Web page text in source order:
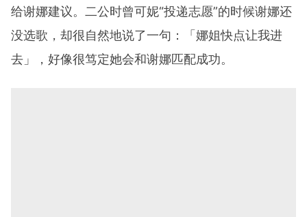
给谢娜建议。二公时曾可妮“投递志愿”的时候谢娜还
没选歌，却很自然地说了一句：「娜姐快点让我进
去」，好像很笃定她会和谢娜匹配成功。